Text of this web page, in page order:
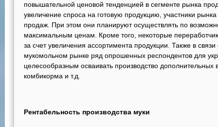
повышательной ценовой тенденцией в сегменте рынка
увеличение спроса на готовую продукцию, участники
продаж. При этом они планируют осуществлять по
максимальным ценам. Кроме того, некоторые
за счет увеличения ассортимента продукции. Также в
мукомольном рынке ряд опрошенных респондентов для
целесообразным осваивать производство дополнительных
комбикорма и т.д.
Рентабельность производства муки